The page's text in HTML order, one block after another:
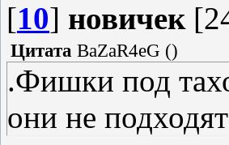
[10] новичек
Цитата BaZaR4eG ()
.Фишки под
они не подходят